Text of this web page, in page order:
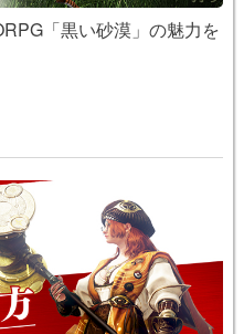
「黒い砂漠」の魅力を